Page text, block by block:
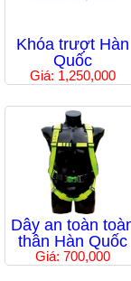
Khóa trượt Hàn
Quốc
Giá: 1,250,000
Dây an toàn
thân Hàn Quốc
Giá: 700,000